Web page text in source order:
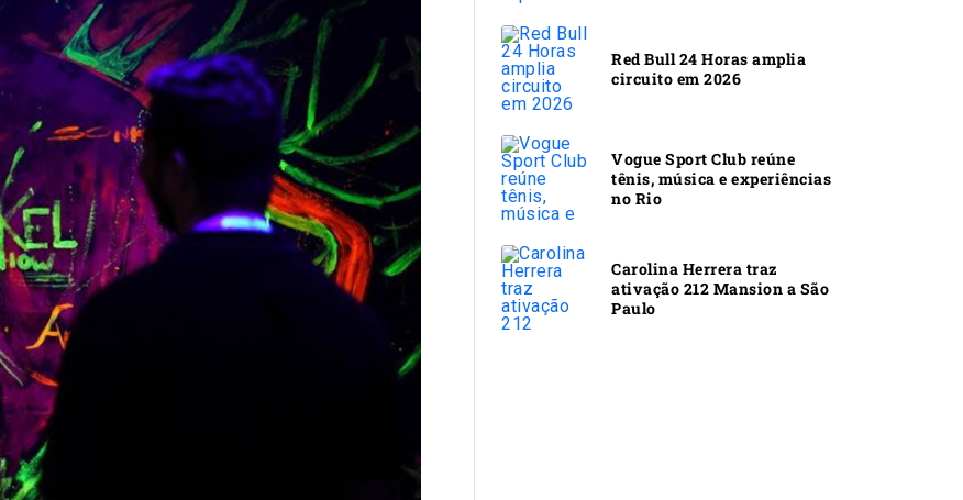
Red Bull 24 Horas amplia
circuito em 2026
Vogue Sport Club reúne
tênis, música e experiências
no Rio
Carolina Herrera traz
ativação 212 Mansion a São
Paulo